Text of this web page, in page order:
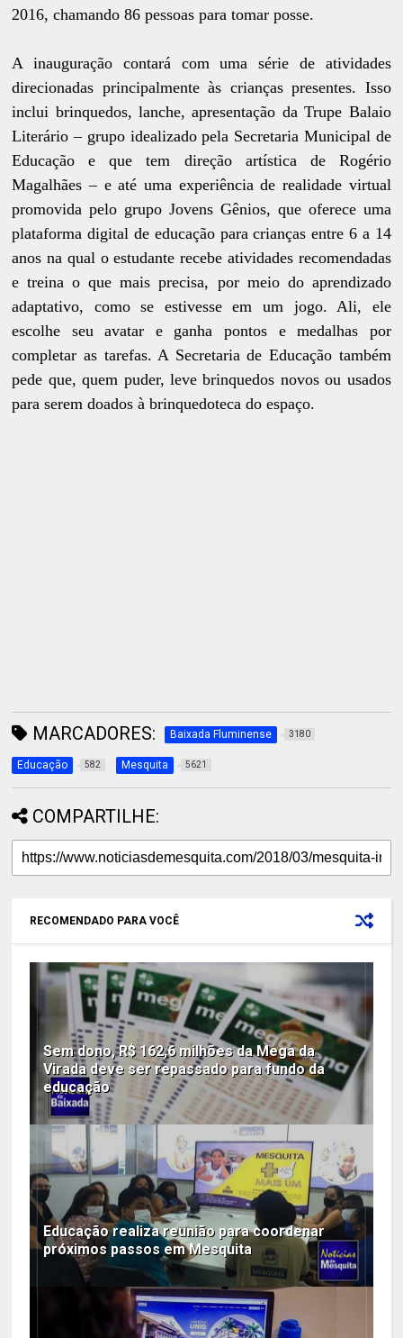
2016, chamando 86 pessoas para tomar posse.
A inauguração contará com uma série de atividades
direcionadas principalmente às crianças presentes. Isso
inclui brinquedos, lanche, apresentação da Trupe Balaio
Literário – grupo idealizado pela Secretaria Municipal de
Educação e que tem direção artística de Rogério
Magalhães – e até uma experiência de realidade virtual
promovida pelo grupo Jovens Gênios, que oferece uma
plataforma digital de educação para crianças entre 6 a 14
anos na qual o estudante recebe atividades recomendadas
e treina o que mais precisa, por meio do aprendizado
adaptativo, como se estivesse em um jogo. Ali, ele
escolhe seu avatar e ganha pontos e medalhas por
completar as tarefas. A Secretaria de Educação também
pede que, quem puder, leve brinquedos novos ou usados
para serem doados à brinquedoteca do espaço.
MARCADORES: Baixada Fluminense 3180
Educação 582 Mesquita 5621
COMPARTILHE:
RECOMENDADO PARA VOCÊ
Sem dono, R$ 162,6 milhões da Mega da
Virada deve ser repassado para fundo da
educação
Educação realiza reunião para coordenar
próximos passos em Mesquita